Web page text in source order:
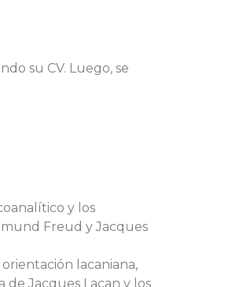
su CV. Luego, se
y los
Freud y Jacques
lacaniana,
Jacques Lacan y los